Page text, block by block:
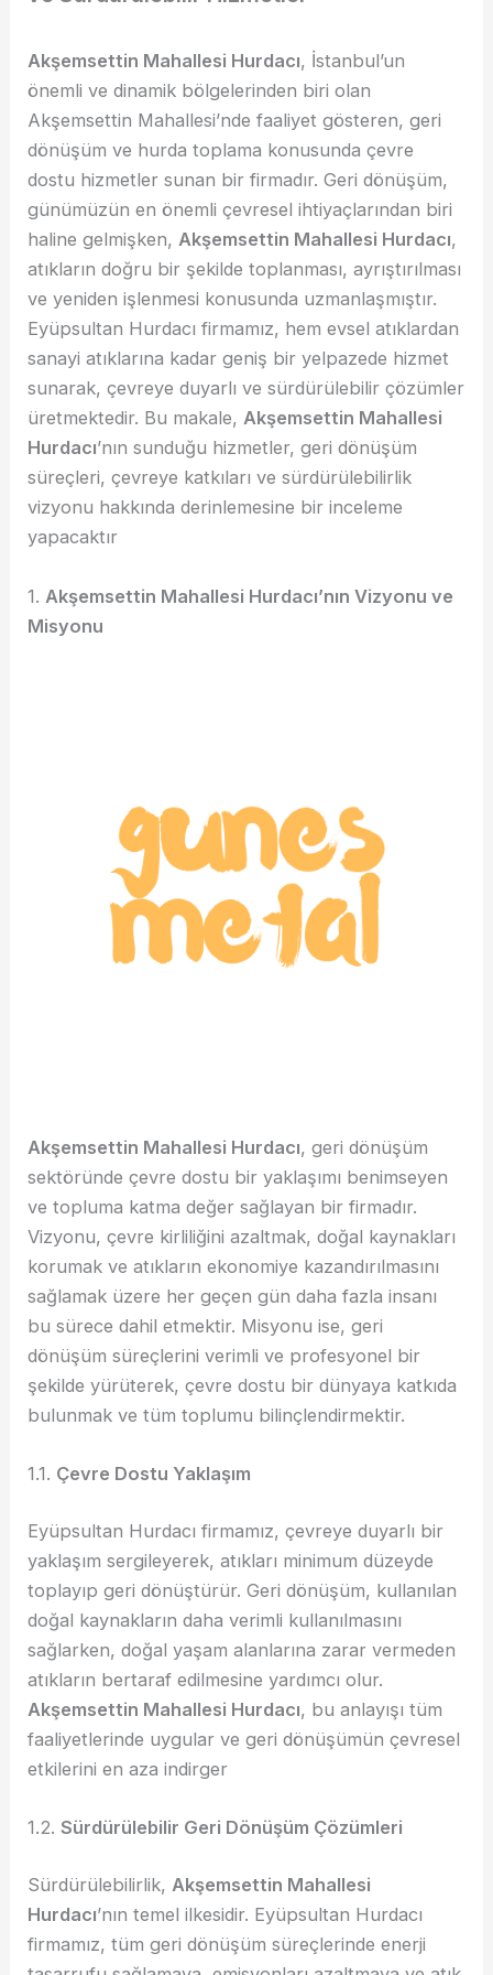
Akşemsettin Mahallesi Hurdacı, İstanbul’un
önemli ve dinamik bölgelerinden biri olan
Akşemsettin Mahallesi’nde faaliyet gösteren, geri
dönüşüm ve hurda toplama konusunda çevre
dostu hizmetler sunan bir firmadır. Geri dönüşüm,
günümüzün en önemli çevresel ihtiyaçlarından biri
haline gelmişken,Akşemsettin Mahallesi Hurdacı,
atıkların doğru bir şekilde toplanması, ayrıştırılması
ve yeniden işlenmesi konusunda uzmanlaşmıştır.
Eyüpsultan Hurdacı firmamız, hem evsel atıklardan
sanayi atıklarına kadar geniş bir yelpazede hizmet
sunarak, çevreye duyarlı ve sürdürülebilir çözümler
üretmektedir. Bu makale,Akşemsettin Mahallesi
Hurdacı’nın sunduğu hizmetler, geri dönüşüm
süreçleri, çevreye katkıları ve sürdürülebilirlik
vizyonu hakkında derinlemesine bir inceleme
yapacaktır
1. Akşemsettin Mahallesi Hurdacı’nın Vizyonu ve
Misyonu
Akşemsettin Mahallesi Hurdacı, geri dönüşüm
sektöründe çevre dostu bir yaklaşımı benimseyen
ve topluma katma değer sağlayan bir firmadır.
Vizyonu, çevre kirliliğini azaltmak, doğal kaynakları
korumak ve atıkların ekonomiye kazandırılmasını
sağlamak üzere her geçen gün daha fazla insanı
bu sürece dahil etmektir. Misyonu ise, geri
dönüşüm süreçlerini verimli ve profesyonel bir
şekilde yürüterek, çevre dostu bir dünyaya katkıda
bulunmak ve tüm toplumu bilinçlendirmektir.
1.1. Çevre Dostu Yaklaşım
Eyüpsultan Hurdacı firmamız, çevreye duyarlı bir
yaklaşım sergileyerek, atıkları minimum düzeyde
toplayıp geri dönüştürür. Geri dönüşüm, kullanılan
doğal kaynakların daha verimli kullanılmasını
sağlarken, doğal yaşam alanlarına zarar vermeden
atıkların bertaraf edilmesine yardımcı olur.
Akşemsettin Mahallesi Hurdacı, bu anlayışı tüm
faaliyetlerinde uygular ve geri dönüşümün çevresel
etkilerini en aza indirger
1.2.Sürdürülebilir Geri Dönüşüm Çözümleri
Sürdürülebilirlik, Akşemsettin Mahallesi
Hurdacı’nın temel ilkesidir. Eyüpsultan Hurdacı
firmamız, tüm geri dönüşüm süreçlerinde enerji